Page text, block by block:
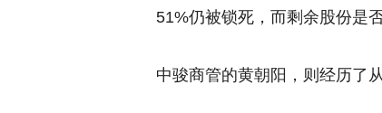
51%仍被锁死，而剩余股份是
中骏商管的黄朝阳，则经历了